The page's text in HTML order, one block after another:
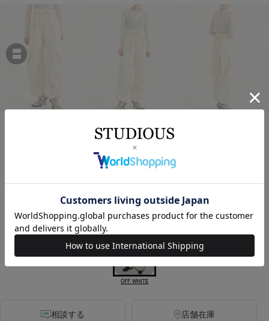
STUDIOUS
Parachute Cargo Pants
￥25,300
カラー
OFF WHITE
相談する 店舗在庫